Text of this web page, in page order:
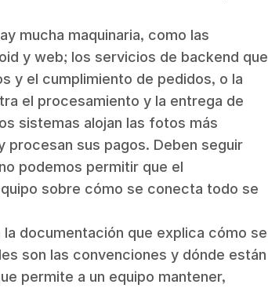
mucha maquinaria, como las
y web; los servicios de backend que
y el cumplimiento de pedidos, o la
el procesamiento y la entrega de
sistemas alojan las fotos más
procesan sus pagos. Deben seguir
podemos permitir que el
sobre cómo se conecta todo se
documentación que explica cómo se
son las convenciones y dónde están
permite a un equipo mantener,